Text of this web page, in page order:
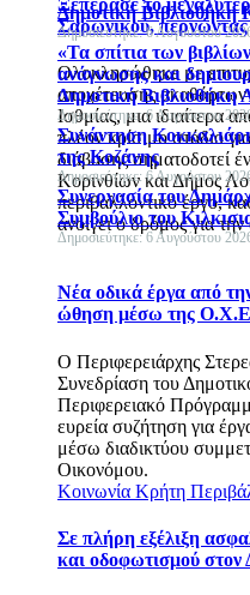
Ξεπέρασε το
Σαρωνικού,
Ολοκληρώθηκε με
αποχέτευσης
Ισθμίας, μια ιδιαίτερα
πλέον κρίσιμο στάδιο
διάβασης σηματοδοτεί
Κορινθίων και Δήμος
περιβαλλοντικό έργο,
ανοίγει ο δρόμος για
Νέα οδικά έργα από
ώθηση μέσω της
Ο Περιφερειάρχης
Συνεδρίαση του
Περιφερειακό
ευρεία συζήτηση για
μέσω διαδικτύου
Οικονόμου.
Κοινωνία Κρήτη
Σε πλήρη εξέλιξη
και οδοφωτισμού
Δημοτική Βιβλιοθήκη
Δημοσιεύτηκε: 6 Αυγούστου
«Τα σπίτια των
ανάγνωσης και
Δημοτική Βιβλιοθήκη
Δημοσιεύτηκε: 6 Αυγούστου
Συνάντηση
της Κοζάνης
Δημοσιεύτηκε: 6 Αυγούστου
Συνεργασία του
Συμβούλιο του
Δημοσιεύτηκε: 6 Αυγούστου